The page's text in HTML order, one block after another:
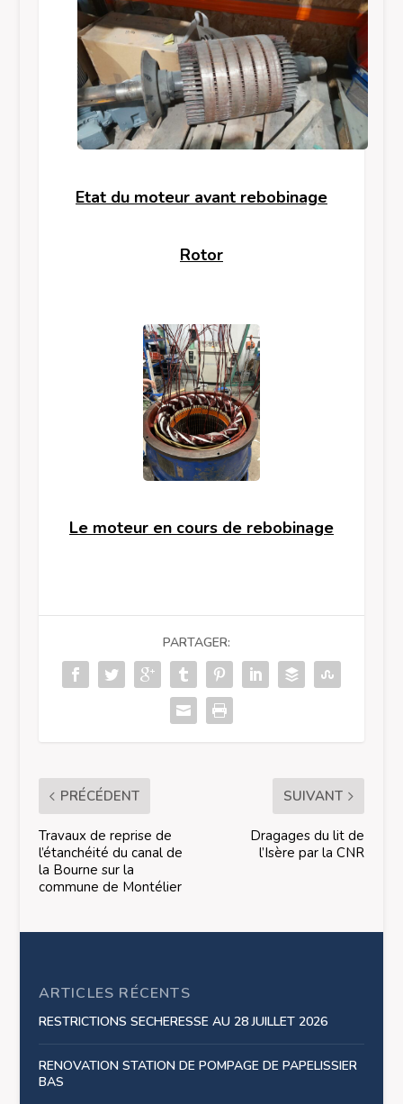
Etat du moteur avant rebobinage
Rotor
Le moteur en cours de rebobinage
PARTAGER:
PRÉCÉDENT
Travaux de reprise de
l’étanchéité du canal de
la Bourne sur la
commune de Montélier
SUIVANT
Dragages du lit de
l’Isère par la CNR
ARTICLES RÉCENTS
RESTRICTIONS SECHERESSE AU 28 JUILLET 2026
RENOVATION STATION DE POMPAGE DE PAPELISSIER
BAS